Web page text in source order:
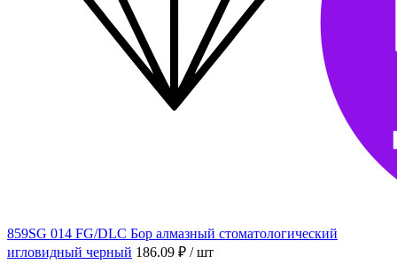
859SG 014 FG/DLC Бор алмазный стоматологический
игловидный черный 186.09 ₽ / шт